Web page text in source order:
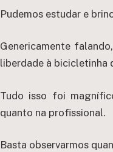
Pudemos estudar e
Genericamente
liberdade à bicicletinha
Tudo isso foi
quanto na profissional.
Basta observarmos